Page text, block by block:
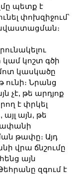
պետք է
փոխզիջում՝
կամ կոշտ գծի
կասկածը
ունի։ Նրանց
չէ, թե արդյոք
է փրկել
այն, թե
թափը։ Այդ
վրա ճնշումը
այն
զգում է